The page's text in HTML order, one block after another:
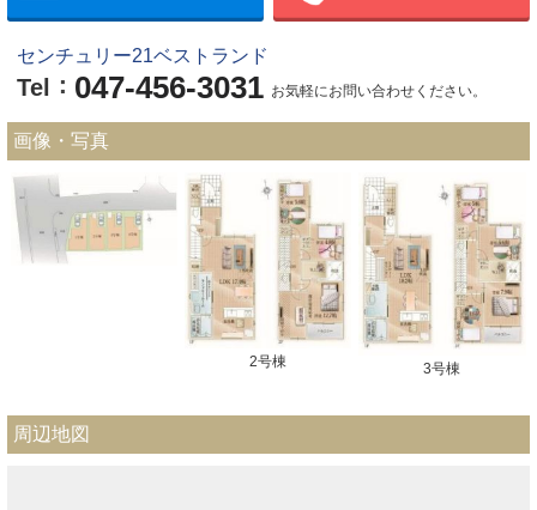
センチュリー21ベストランド
Tel ： 047-456-3031 お気軽にお問い合わせください。
画像・写真
2号棟 3号棟
周辺地図